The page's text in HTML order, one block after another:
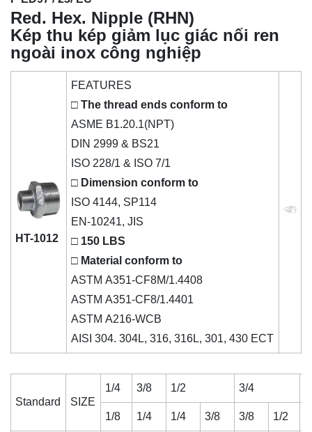
Red. Hex. Nipple (RHN)
Kép thu kép giảm lục giác nối ren
ngoài inox công nghiệp
HT-1012
FEATURES
□ The thread ends conform to
ASME B1.20.1(NPT)
DIN 2999 & BS21
ISO 228/1 & ISO 7/1
□ Dimension conform to
ISO 4144, SP114
EN-10241, JIS
□ 150 LBS
□ Material conform to
ASTM A351-CF8M/1.4408
ASTM A351-CF8/1.4401
ASTM A216-WCB
AISI 304. 304L, 316, 316L, 301, 430 ECT
Standard SIZE
1/4 3/8 1/2 3/4
1/8 1/4 1/4 3/8 3/8 1/2